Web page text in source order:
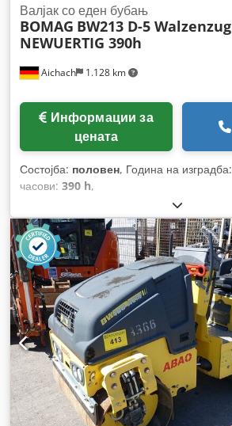
Aichach 1.128 km
Валјак со еден бубањ
BOMAG BW213 D-5 Walzenzug
NEWUERTIG 390h
цената
Состојба: половен, Година на изградба:
часови: 390 h,